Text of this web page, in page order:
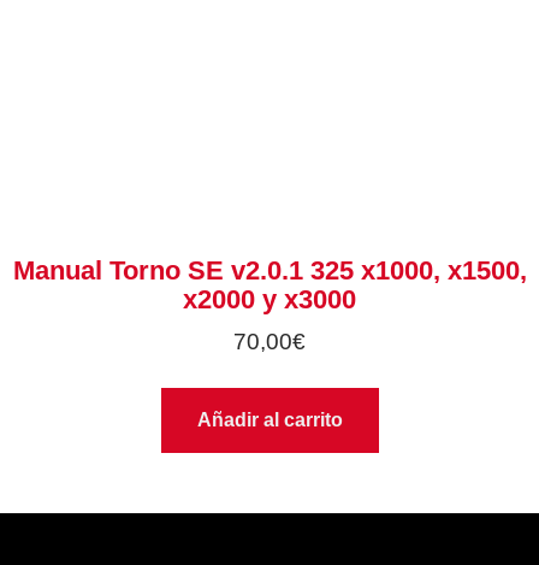
Manual Torno SE v2.0.1 325 x1000, x1500,
x2000 y x3000
70,00€
Añadir al carrito